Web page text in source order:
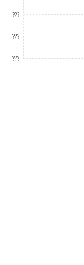
???
???
???